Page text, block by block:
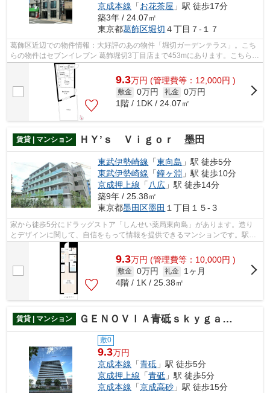
京成本線 「お花茶屋 」駅 徒歩17分
築3年 / 24.07㎡
東京都葛飾区堀切 ４丁目７-１７
葛飾区近辺での物件情報：大好評のあの物件「堀切ガーデンテラス」。こち
らの物件はセブンイレブン 葛飾堀切3丁目店まで453mにあります。こちらは
マンションタイプになります。築3年と...
9.3万円 (管理費等：12,000円 )
敷金 0万円 礼金 0万円
1階 / 1DK / 24.07㎡
賃貸 | マンション ＨＹ’ｓ Ｖｉｇｏｒ 墨田
東武伊勢崎線 「東向島 」駅 徒歩5分
東武伊勢崎線 「鐘ヶ淵 」駅 徒歩10分
京成押上線 「 八広 」駅 徒歩14分
築9年 / 25.38㎡
東京都墨田区墨田 １丁目１５-３
家から徒歩5分にドラッグストア「しんせい薬局東向島」があります。造り
とデザインに関して、自信をもって情報を提供できるマンションです。駅ま
で徒歩5分の位置に立地する、アクセス...
9.3万円 (管理費等：10,000円 )
敷金 0万円 礼金
1ヶ月
4階 / 1K / 25.38㎡
賃貸 | マンション ＧＥＮＯＶＩＡ青砥ｓｋｙｇａｒｄｅｎ
敷0
9.3万円
京成本線 「青砥 」駅 徒歩5分
京成押上線 「青砥 」駅 徒歩5分
京成本線 「京成高砂 」駅 徒歩15分